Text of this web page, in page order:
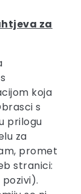
za
koja
s
prilogu
za
promet
stranici: